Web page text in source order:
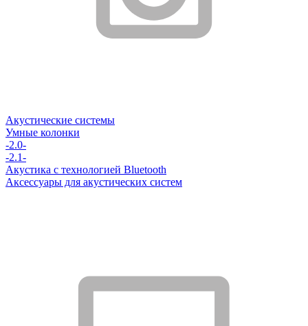
Акустические системы
Умные колонки
-2.0-
-2.1-
Акустика с технологией Bluetooth
Аксессуары для акустических систем